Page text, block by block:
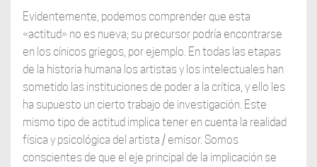
Evidentemente, podemos comprender que esta
«actitud» no es nueva; su precursor podría encontrarse
en los cínicos griegos, por ejemplo. En todas las etapas
de la historia humana los artistas y los intelectuales han
sometido las instituciones de poder a la crítica, y ello les
ha supuesto un cierto trabajo de investigación. Este
mismo tipo de actitud implica tener en cuenta la realidad
física y psicológica del artista / emisor. Somos
conscientes de que el eje principal de la implicación se